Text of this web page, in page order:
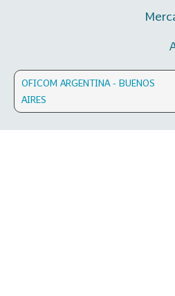
OFICOM ARGENTINA - BUENOS
AIRES